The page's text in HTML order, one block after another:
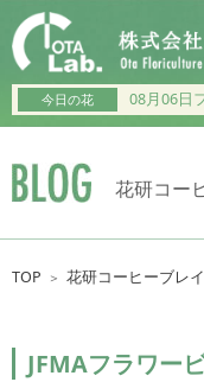
今日の花 08月06日
花研コー
TOP ＞ 花研コーヒーブレ
JFMAフラワー